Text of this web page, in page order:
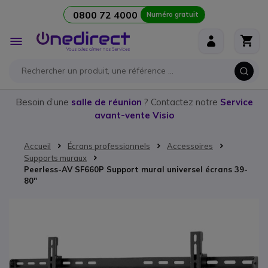
0800 72 4000 Numéro gratuit
Affichage
navigation
Besoin d’une salle de réunion ? Contactez notre Service
avant-vente Visio
Accueil Écrans professionnels
Accessoires
Supports muraux
Peerless-AV SF660P Support mural universel écrans 39-
80''